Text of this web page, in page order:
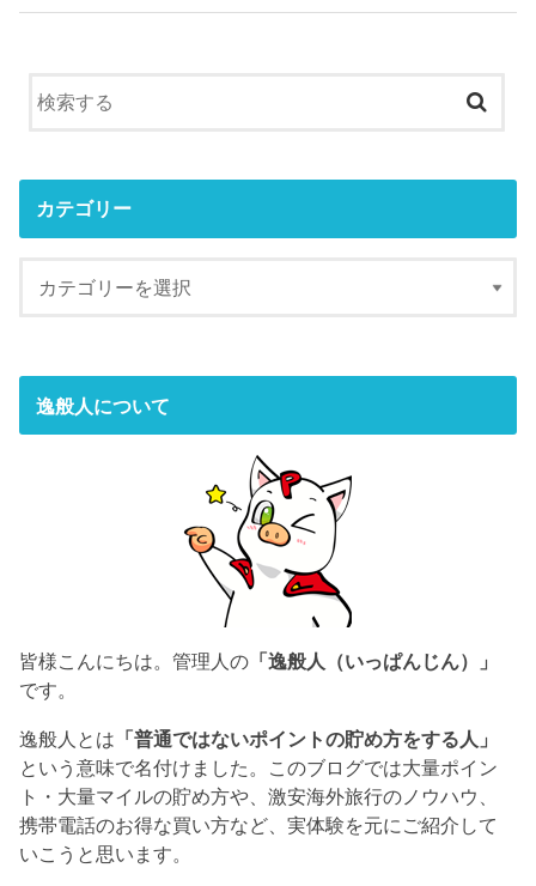
カテゴリー
逸般人について
皆様こんにちは。管理人の 「逸般人（いっぱんじん）」
です。
逸般人とは 「普通ではないポイントの貯め方をする人」
という意味で名付けました。このブログでは大量ポイン
ト・大量マイルの貯め方や、激安海外旅行のノウハウ、
携帯電話のお得な買い方など、実体験を元にご紹介して
いこうと思います。